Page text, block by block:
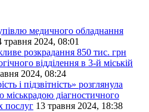
медичного обладнання
травня 2024, 08:01
розкрадання 850 тис. грн
відділення в 3-й міській
2024, 08:24
і підзвітність» розглянула
міськрадою діагностичного
послуг 13 травня 2024, 18:38